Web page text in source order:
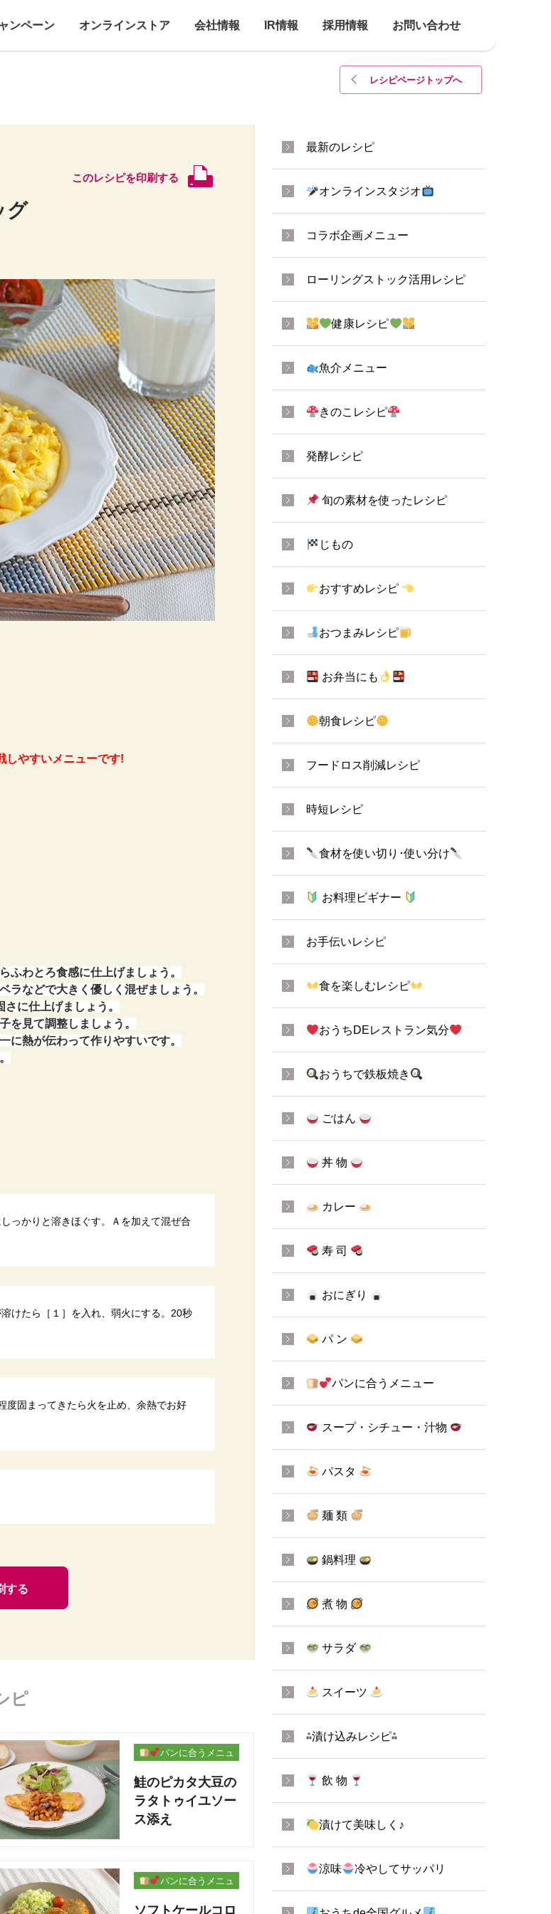
ンペーン オンラインストア 会社情報 IR情報 採用情報 お問い合わせ
レシピページトップへ
このレシピを印刷する
グ
しやすいメニューです!
ふわとろ食感に仕上げましょう。
ラなどで大きく優しく混ぜましょう。
に仕上げましょう。
を見て調整しましょう。
に熱が伝わって作りやすいです。
っかりと溶きほぐす。Ａを加えて混ぜ合
けたら［１］を入れ、弱火にする。20秒
度固まってきたら火を止め、余熱でお好
する
ピ
パンに合うメニュ
鮭のピカタ大豆の
ラタトゥイユソー
ス添え
パンに合うメニュ
ソフトケールコロ
最新のレシピ
オンラインスタジオ
コラボ企画メニュー
ローリングストック活用レシピ
健康レシピ
魚介メニュー
きのこレシピ
発酵レシピ
旬の素材を使ったレシピ
じもの
おすすめレシピ
おつまみレシピ
お弁当にも
朝食レシピ
フードロス削減レシピ
時短レシピ
食材を使い切り･使い分け
お料理ビギナー
お手伝いレシピ
食を楽しむレシピ
おうちDEレストラン気分
おうちで鉄板焼き
ごはん
丼 物
カレー
寿 司
おにぎり
パ ン
パンに合うメニュー
スープ・シチュー・汁物
パスタ
麺 類
鍋料理
煮 物
サラダ
スイーツ
⁂漬け込みレシピ⁂
飲 物
漬けて美味しく♪
涼味 冷やしてサッパリ